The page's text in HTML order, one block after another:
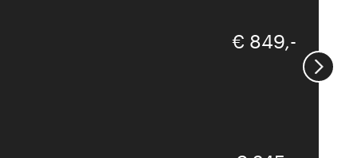
€ 849,-
Comfortmaster